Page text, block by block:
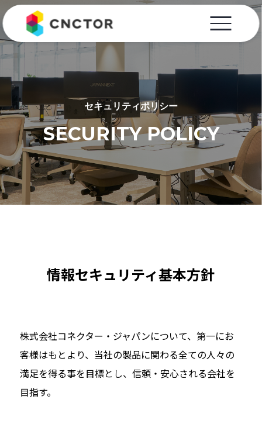
セキュリティポリシー
SECURITY POLICY
情報セキュリティ基本方針
株式会社コネクター・ジャパンについて、第一にお
客様はもとより、当社の製品に関わる全ての人々の
満足を得る事を目標とし、信頼・安心される会社を
目指す。